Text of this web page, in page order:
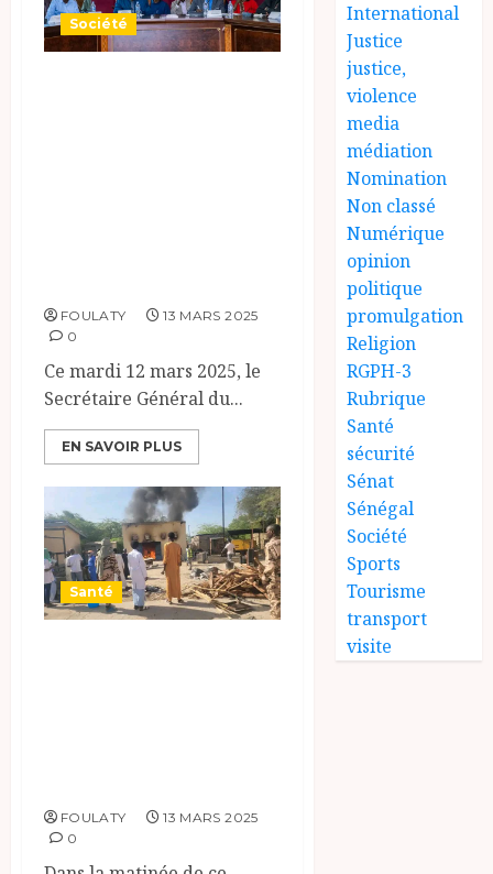
Société
FOULATY
13 MARS 2025
0
Ce mardi 12 mars 2025, le
Secrétaire Général du...
EN SAVOIR PLUS
Santé
FOULATY
13 MARS 2025
0
International
Justice
justice,
violence
media
médiation
Nomination
Non classé
Numérique
opinion
politique
promulgation
Religion
RGPH-3
Rubrique
Santé
sécurité
Sénat
Sénégal
Société
Sports
Tourisme
transport
visite